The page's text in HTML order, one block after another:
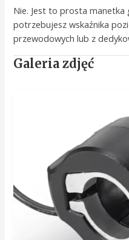
Nie. Jest to prosta manetka
potrzebujesz wskaźnika
przewodowych lub z
Galeria zdjęć